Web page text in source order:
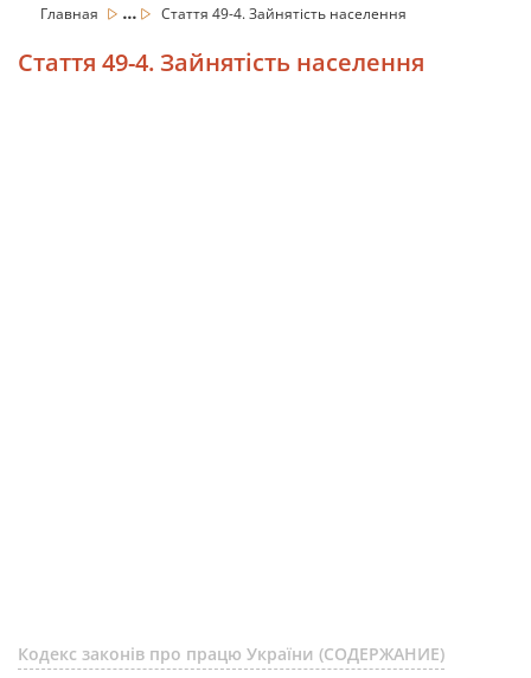
Главная ... Стаття 49-4. Зайнятість населення
Стаття 49-4. Зайнятість населення
Кодекс законів про працю України (СОДЕРЖАНИЕ)